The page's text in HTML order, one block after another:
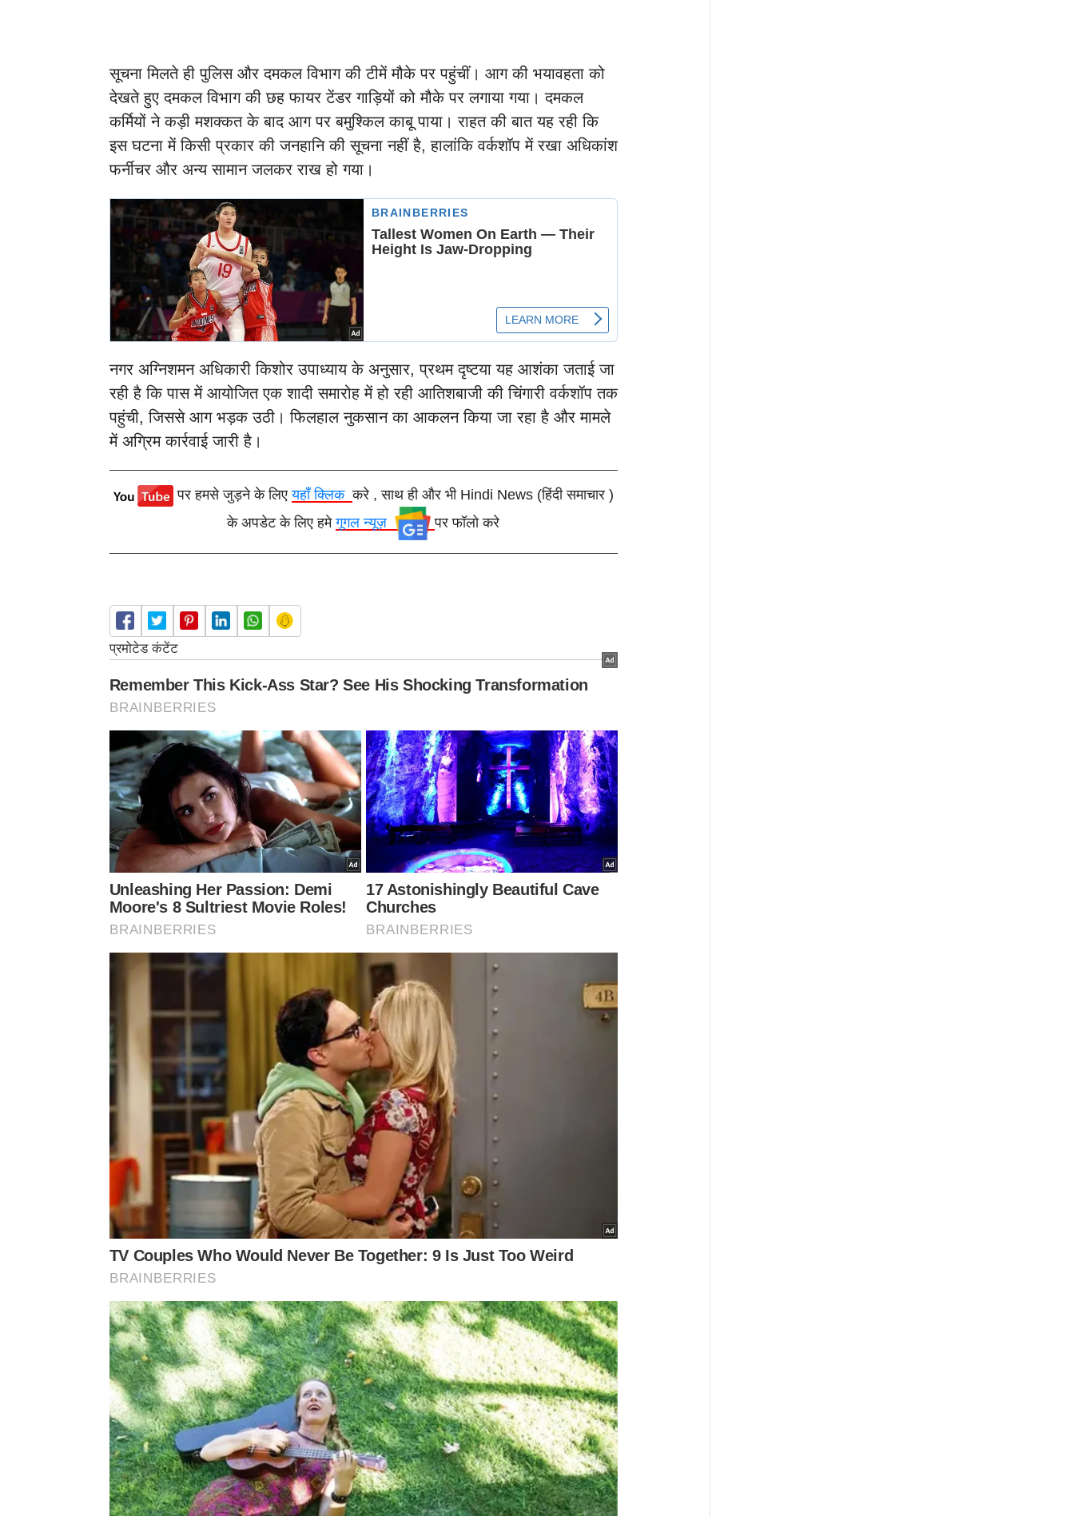
सूचना मिलते ही पुलिस और दमकल विभाग की टीमें मौके पर पहुंचीं। आग की भयावहता को
देखते हुए दमकल विभाग की छह फायर टेंडर गाड़ियों को मौके पर लगाया गया। दमकल
कर्मियों ने कड़ी मशक्कत के बाद आग पर बमुश्किल काबू पाया। राहत की बात यह रही कि
इस घटना में किसी प्रकार की जनहानि की सूचना नहीं है, हालांकि वर्कशॉप में रखा अधिकांश
फर्नीचर और अन्य सामान जलकर राख हो गया।
नगर अग्निशमन अधिकारी किशोर उपाध्याय के अनुसार, प्रथम दृष्टया यह आशंका जताई जा
रही है कि पास में आयोजित एक शादी समारोह में हो रही आतिशबाजी की चिंगारी वर्कशॉप तक
पहुंची, जिससे आग भड़क उठी। फिलहाल नुकसान का आकलन किया जा रहा है और मामले
में अग्रिम कार्रवाई जारी है।
पर हमसे जुड़ने के लिएयहाँ क्लिककरे , साथ ही और भी Hindi News (हिंदी समाचार )
के अपडेट के लिए हमेगूगल न्यूज़ पर फॉलो करे